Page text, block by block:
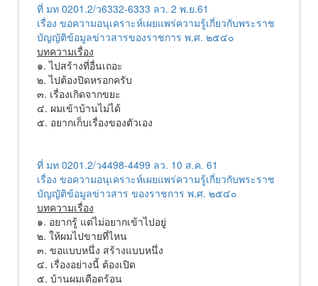
ที่ มท 0201.2/ว6332-6333 ลว. 2 พ.ย.61
เรื่อง ขอความอนุเคราะห์เผยแพร่ความรู้เกี่ยวกับพระราช
บัญญัติข้อมูลข่าวสารของราชการ พ.ศ. ๒๕๔๐
บทความเรื่อง
๑. ไปสร้างที่อื่นเถอะ
๒. ไปต้องปิดหรอกครับ
๓. เรื่องเกิดจากขยะ
๔. ผมเข้าบ้านไม่ได้
๕. อยากเก็บเรื่องของตัวเอง
ที่ มท 0201.2/ว4498-4499 ลว. 10 ส.ค. 61
เรื่อง ขอความอนุเคราะห์เผยแพร่ความรู้เกี่ยวกับพระราช
บัญญัติข้อมูลข่าวสาร ของราชการ พ.ศ. ๒๕๔๐
บทความเรื่อง
๑. อยากรู้ แต่ไม่อยากเข้าไปอยู่
๒. ให้ผมไปขายที่ไหน
๓. ขอแบบหนึ่ง สร้างแบบหนึ่ง
๔. เรื่องอย่างนี้ ต้องเปิด
๕. บ้านผมเดือดร้อน